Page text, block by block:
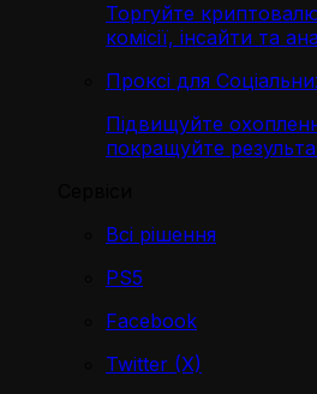
Торгуйте
комісії, інсайти та
Проксі для
Підвищуйте
покращуйте
Всі рішення
PS5
Facebook
Twitter (X)